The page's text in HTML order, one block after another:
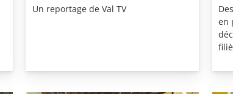
Un reportage de Val TV
en